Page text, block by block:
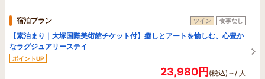
宿泊プラン ツイン 食事なし
【素泊まり｜大塚国際美術館チケット付】癒しとアートを愉しむ、心豊か
なラグジュアリーステイ
ポイントUP
23,980円(税込)～/ 人